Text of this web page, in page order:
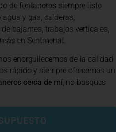
de fontaneros siempre listo
y gas, calderas,
bajantes, trabajos verticales,
en Sentmenat.
enorgullecemos de la calidad
rápido y siempre ofrecemos un
cerca de mí, no busques